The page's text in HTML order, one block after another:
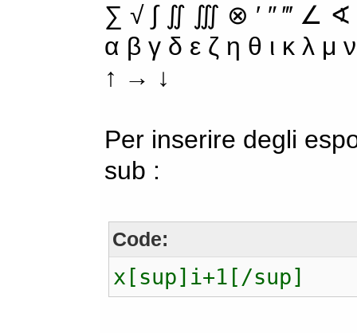
∑ √ ∫ ∬ ∭ ⊗ ′ ″ ‴ ∠
α β γ δ ε ζ η θ ι κ λ
↑ → ↓
Per inserire degli
sub :
Code:
x[sup]i+1[/sup]